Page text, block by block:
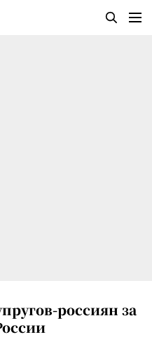
россиян за